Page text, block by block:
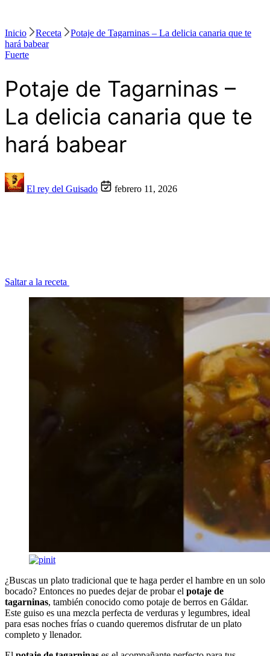
Inicio Receta
Potaje de Tagarninas – La delicia canaria que te
hará babear
Fuerte
Potaje de Tagarninas –
La delicia canaria que te
hará babear
El rey del Guisado febrero 11, 2026
Saltar a la receta
¿Buscas un plato tradicional que te haga perder el hambre en un solo
bocado? Entonces no puedes dejar de probar el potaje de
tagarninas, también conocido como potaje de berros en Gáldar.
Este guiso es una mezcla perfecta de verduras y legumbres, ideal
para esas noches frías o cuando queremos disfrutar de un plato
completo y llenador.